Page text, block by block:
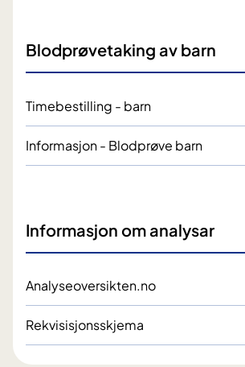
Blodprøvetaking av barn
Timebestilling - barn
Informasjon - Blodprøve barn
Informasjon om analysar
Analyseoversikten.no
Rekvisisjonsskjema